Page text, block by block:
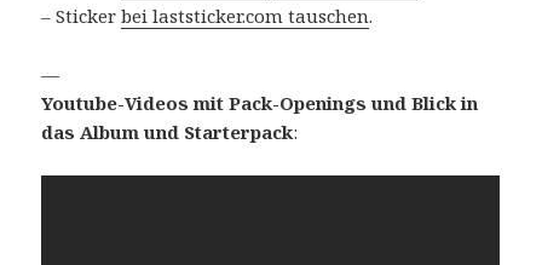
– Stickerbei laststicker.com tauschen.
—
Youtube-Videos mit Pack-Openings und Blick in
das Album und Starterpack: